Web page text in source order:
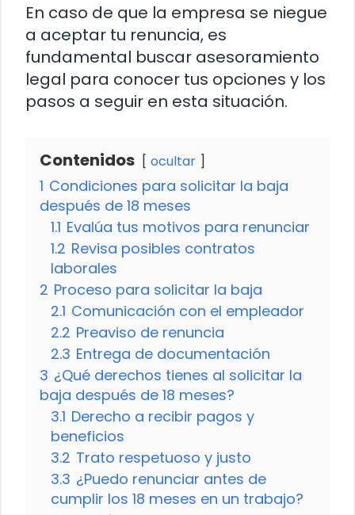
En caso de que la empresa se niegue
a aceptar tu renuncia, es
fundamental buscar asesoramiento
legal para conocer tus opciones y los
pasos a seguir en esta situación.
Contenidos ocultar
1 Condiciones para solicitar la baja
después de 18 meses
1.1 Evalúa tus motivos para renunciar
1.2 Revisa posibles contratos
laborales
2 Proceso para solicitar la baja
2.1 Comunicación con el empleador
2.2 Preaviso de renuncia
2.3 Entrega de documentación
3 ¿Qué derechos tienes al solicitar la
baja después de 18 meses?
3.1 Derecho a recibir pagos y
beneficios
3.2 Trato respetuoso y justo
3.3 ¿Puedo renunciar antes de
cumplir los 18 meses en un trabajo?